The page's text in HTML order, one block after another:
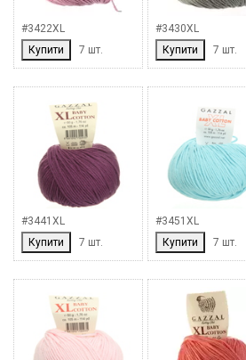
#3422XL
Купити
7 шт.
#3430XL
Купити
7 шт.
#3441XL
Купити
7 шт.
#3451XL
Купити
7 шт.